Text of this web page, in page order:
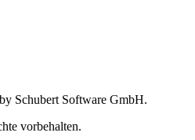
Schubert Software GmbH.
vorbehalten.